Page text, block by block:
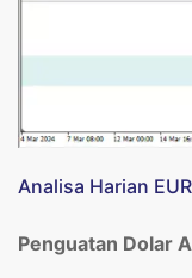
Analisa Harian
Penguatan Dolar